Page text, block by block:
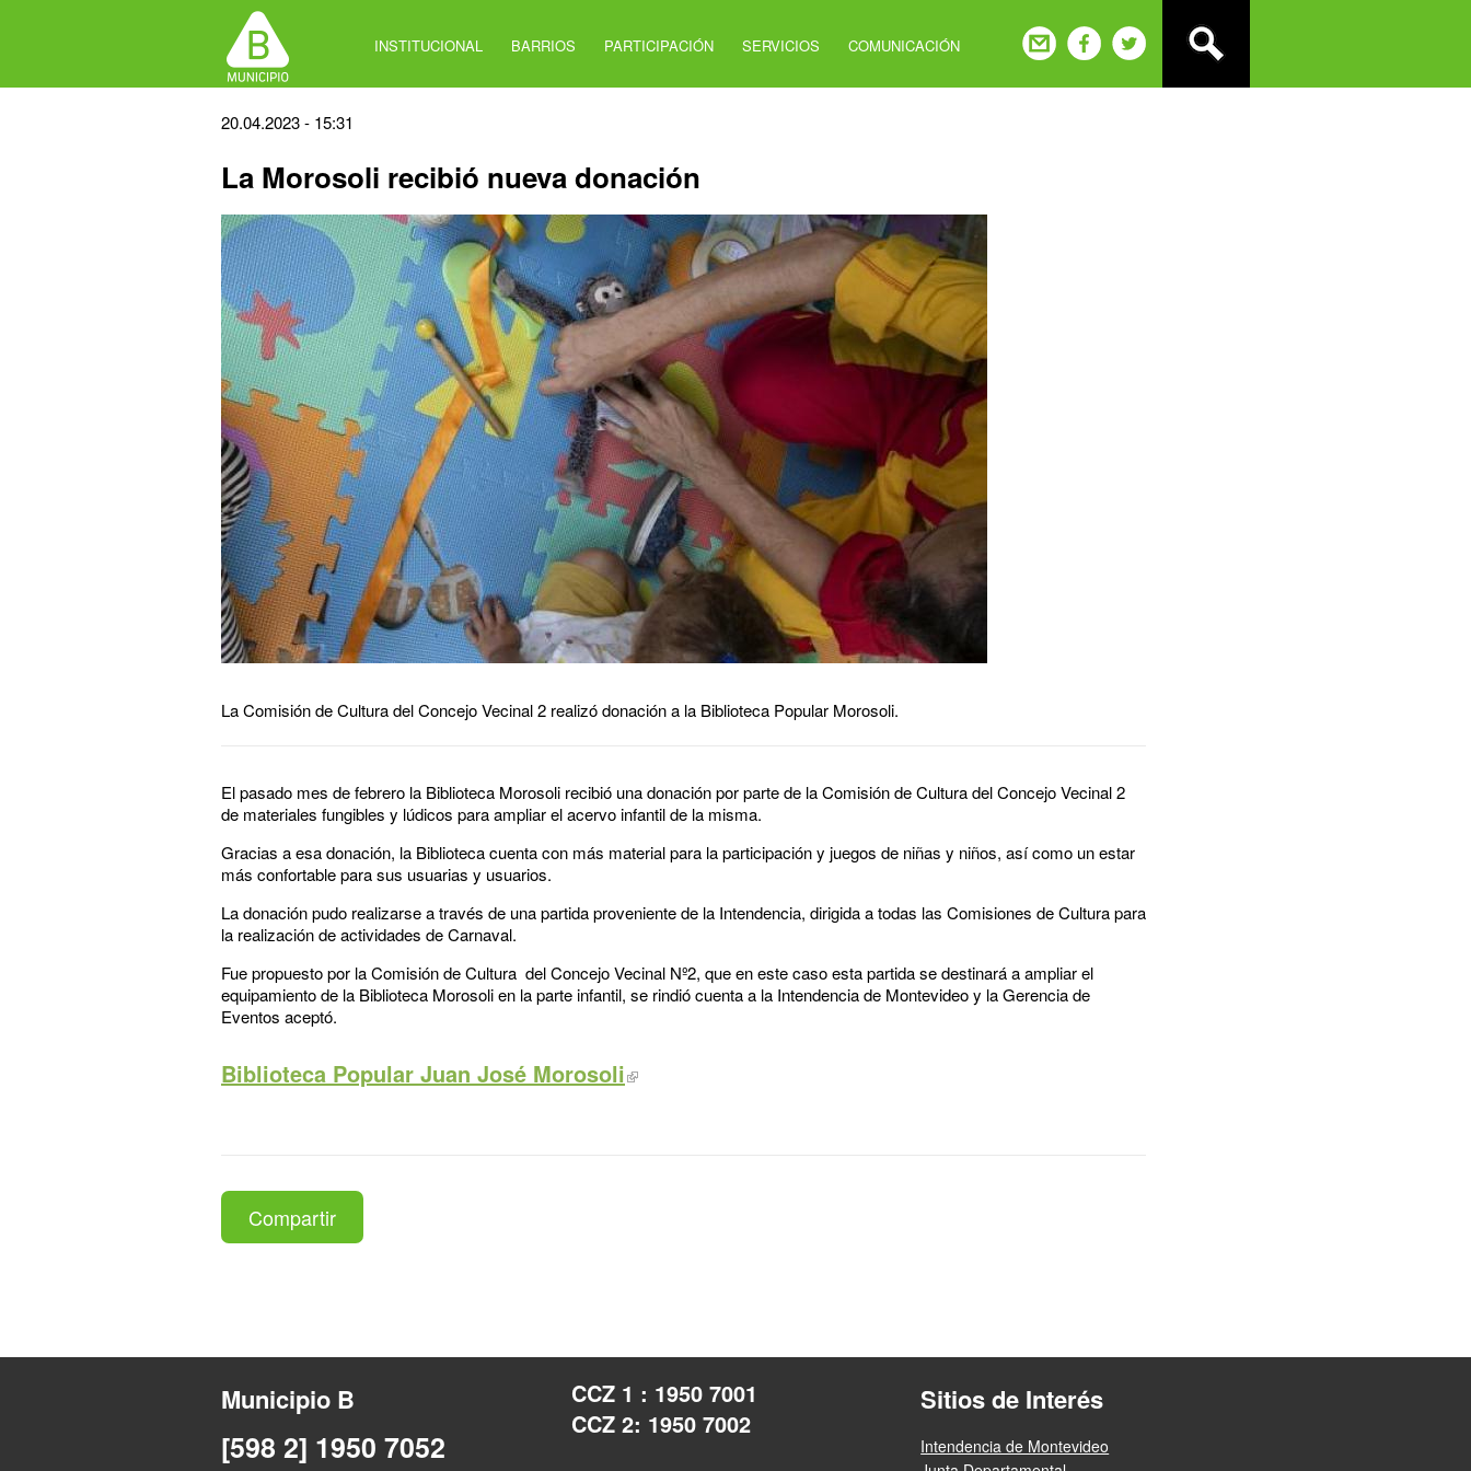
INSTITUCIONAL BARRIOS PARTICIPACIÓN SERVICIOS COMUNICACIÓN
Back
top
20.04.2023 - 15:31
La Morosoli recibió nueva donación
La Comisión de Cultura del Concejo Vecinal 2 realizó donación a la Biblioteca Popular Morosoli.
El pasado mes de febrero la Biblioteca Morosoli recibió una donación por parte de la Comisión de Cultura del Concejo Vecinal 2
de materiales fungibles y lúdicos para ampliar el acervo infantil de la misma.
Gracias a esa donación, la Biblioteca cuenta con más material para la participación y juegos de niñas y niños, así como un estar
más confortable para sus usuarias y usuarios.
La donación pudo realizarse a través de una partida proveniente de la Intendencia, dirigida a todas las Comisiones de Cultura para
la realización de actividades de Carnaval.
Fue propuesto por la Comisión de Cultura del Concejo Vecinal Nº2, que en este caso esta partida se destinará a ampliar el
equipamiento de la Biblioteca Morosoli en la parte infantil, se rindió cuenta a la Intendencia de Montevideo y la Gerencia de
Eventos aceptó.
Biblioteca Popular Juan José Morosoli
Compartir
Municipio B
[598 2] 1950 7052
CCZ 1 : 1950 7001
CCZ 2: 1950 7002
Sitios de Interés
Intendencia de Montevideo